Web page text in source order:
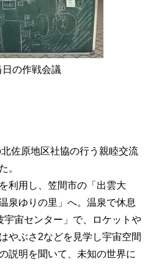
日の作戦会議
佐原地区社協の行う親睦交流
。
利用し、笠間市の「出雲大
泉ゆりの里」へ。温泉で休息
宇宙センター」で、ロケットや
やぶさ2などを見学し宇宙空間
説明を聞いて、未知の世界に